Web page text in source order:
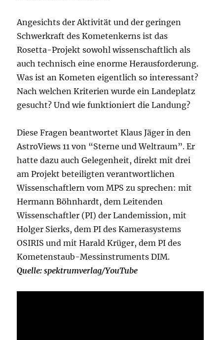
Angesichts der Aktivität und der geringen
Schwerkraft des Kometenkerns ist das
Rosetta-Projekt sowohl wissenschaftlich als
auch technisch eine enorme Herausforderung.
Was ist an Kometen eigentlich so interessant?
Nach welchen Kriterien wurde ein Landeplatz
gesucht? Und wie funktioniert die Landung?
Diese Fragen beantwortet Klaus Jäger in den
AstroViews 11 von “Sterne und Weltraum”. Er
hatte dazu auch Gelegenheit, direkt mit drei
am Projekt beteiligten verantwortlichen
Wissenschaftlern vom MPS zu sprechen: mit
Hermann Böhnhardt, dem Leitenden
Wissenschaftler (PI) der Landemission, mit
Holger Sierks, dem PI des Kamerasystems
OSIRIS und mit Harald Krüger, dem PI des
Kometenstaub-Messinstruments DIM.
Quelle: spektrumverlag/YouTube